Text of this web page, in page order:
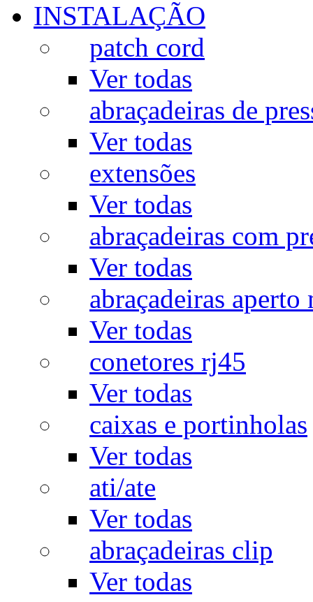
INSTALAÇÃO
patch cord
Ver todas
abraçadeiras de
Ver todas
extensões
Ver todas
abraçadeiras com
Ver todas
abraçadeiras aperto
Ver todas
conetores rj45
Ver todas
caixas e portinholas
Ver todas
ati/ate
Ver todas
abraçadeiras clip
Ver todas